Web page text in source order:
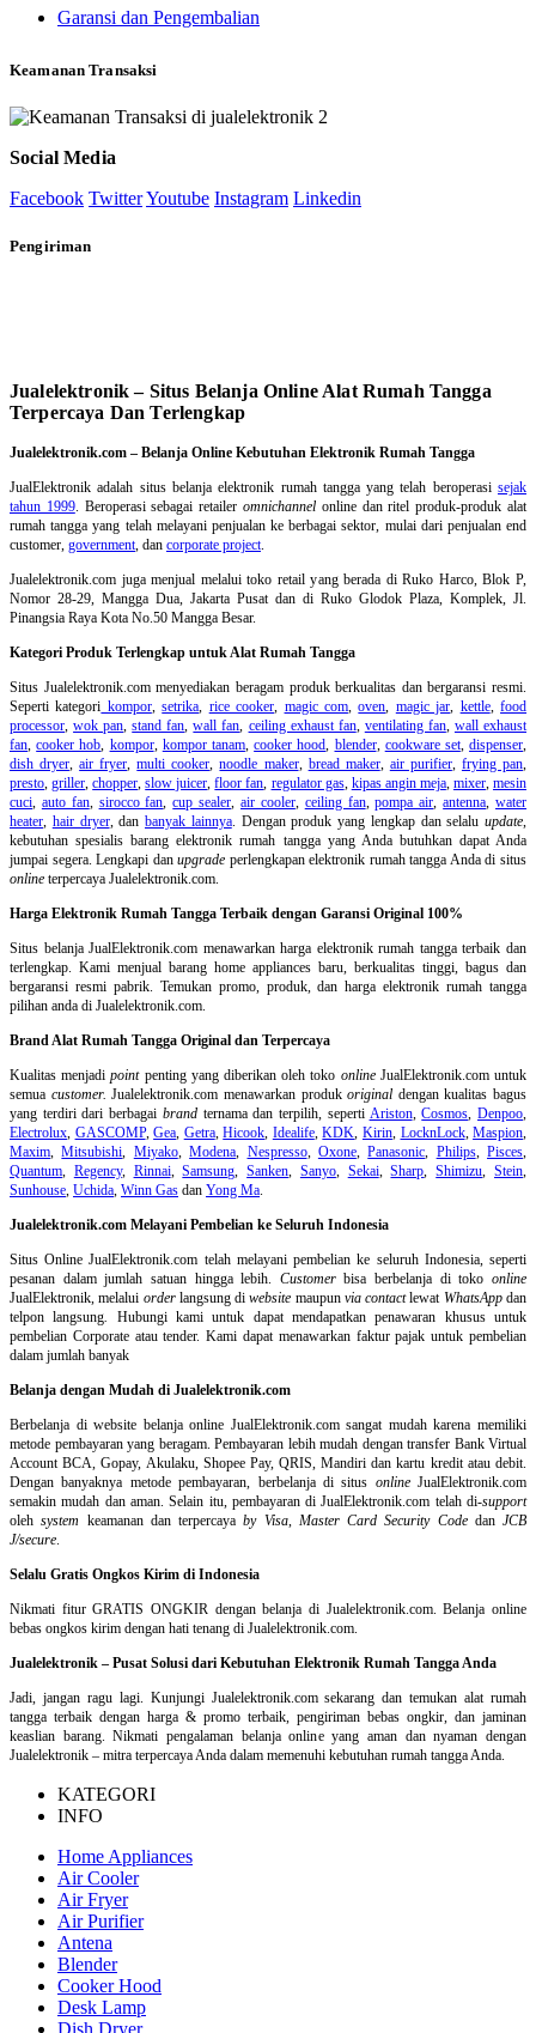
Garansi dan Pengembalian
Keamanan Transaksi
Social Media
Facebook TwitterYoutube Instagram Linkedin
Pengiriman
Jualelektronik – Situs Belanja Online Alat Rumah Tangga
Terpercaya Dan Terlengkap
Jualelektronik.com – Belanja Online Kebutuhan Elektronik Rumah Tangga
JualElektronik adalah situs belanja elektronik rumah tanggayang telah beroperasisejak
tahun 1999. Beroperasi sebagai retaileromnichannel online dan ritel produk-produk alat
rumah tangga yang telah melayani penjualan ke berbagai sektor, mulai dari penjualan end
customer, government , dan corporate project
Jualelektronik.com juga menjual melalui toko retail yang berada di Ruko Harco, Blok P,
Nomor 28-29, Mangga Dua, Jakarta Pusat dan di Ruko Glodok Plaza, Komplek, Jl.
Pinangsia Raya Kota No.50 Mangga Besar.
Kategori Produk Terlengkap untuk Alat Rumah Tangga
Situs Jualelektronik.com menyediakan beragam produk berkualitas dan bergaransi resmi.
Seperti kategori kompor,setrika rice cooker magic com,oven magic jar kettle,food
processor ,wok pan ,stand fan ,wall fan ceiling exhaust fan, ventilating fan, wall exhaust
fan ,cooker hob kompor, kompor tanam,cooker hood blender, cookware set,dispenser
dish dryer ,air fryer ,multi cooker ,noodle maker, bread maker, air purifier, frying pan
presto ,griller ,chopper ,slow juicer ,floor fan regulator gas, kipas angin meja, mixer,mesin
cuci auto fan, sirocco fan ,cup sealer ,air cooler, ceiling fan,pompa air ,antenna ,water
heater hair dryer, dan banyak lainnya. Dengan produk yang lengkap dan selalu update
kebutuhan spesialis barang elektronik rumah tangga yang Anda butuhkan dapat Anda
jumpai segera. Lengkapi danupgrade perlengkapan elektronik rumah tangga Anda di situs
online terpercaya Jualelektronik.com.
Harga Elektronik Rumah Tangga Terbaik dengan Garansi Original 100%
Situs belanjaJualElektronik.com menawarkan harga elektronik rumah tangga terbaik dan
terlengkap. Kami menjual barang home appliances baru, berkualitas tinggi, bagus dan
bergaransi resmi pabrik. Temukan promo, produk, dan harga elektronik rumah tangga
pilihan anda di Jualelektronik.com.
Brand Alat Rumah Tangga Original dan Terpercaya
Kualitas menjadipointpenting yang diberikan oleh toko onlineJualElektronik.com untuk
semua customer. Jualelektronik.com menawarkan produkoriginal dengan kualitas bagus
yang terdiri dari berbagai brandternama dan terpilih, seperti Ariston,Cosmos ,Denpoo
Electrolux GASCOMP,Gea Getra,Hicook Idealife,KDK Kirin, LocknLock,Maspion
Maxim ,Mitsubishi Miyako,Modena Nespresso, Oxone,Panasonic Philips, Pisces
Quantum
Regency, Rinnai,Samsung ,Sanken Sanyo, Sekai,Sharp ,Shimizu ,Stein
Sunhouse Uchida Winn Gas dan Yong Ma
Jualelektronik.com Melayani Pembelian ke Seluruh Indonesia
Situs Online JualElektronik.com telah melayani pembelian ke seluruh Indonesia, seperti
pesanan dalam jumlah satuan hingga lebih. Customerbisa berbelanja di tokoonline
JualElektronik, melalui orderlangsung diwebsite maupun via contactlewat WhatsAppdan
telpon langsung
Hubungi kami untuk dapat mendapatkan penawaran khusus untuk
pembelian Corporate atau tender. Kami dapat menawarkan faktur pajak untuk pembelian
dalam jumlah banyak
Belanja dengan Mudah di Jualelektronik.com
Berbelanja diwebsite belanja online JualElektronik.com sangat mudah karena memiliki
metode pembayaran yang beragam. Pembayaran lebih mudah dengan transfer Bank Virtual
Account BCA, Gopay, Akulaku, Shopee Pay, QRIS, Mandiri dan kartu kredit atau debit.
Dengan banyaknya metode pembayaran, berbelanja di situs onlineJualElektronik.com
semakin mudah dan aman. Selain itu, pembayaran di JualElektronik.com telah di-support
olehsystem keamanan dan terpercayaby Visa, Master Card Security Codedan JCB
J/secure
Selalu Gratis Ongkos Kirim di Indonesia
Nikmati fitur GRATIS ONGKIR dengan belanja di Jualelektronik.com. Belanja online
bebas ongkos kirim dengan hati tenang di Jualelektronik.com.
Jualelektronik – Pusat Solusi dari Kebutuhan Elektronik Rumah Tangga Anda
Jadi, jangan ragu lagi. Kunjungi Jualelektronik.com sekarang dan temukan alat rumah
tangga terbaik dengan harga & promo terbaik, pengiriman bebas ongkir, dan jaminan
keaslian barang. Nikmati pengalaman belanja online yang aman dan nyaman dengan
Jualelektronik – mitra terpercaya Anda dalam memenuhi kebutuhan rumah tangga Anda.
KATEGORI
INFO
Home Appliances
Air Cooler
Air Fryer
Air Purifier
Antena
Blender
Cooker Hood
Desk Lamp
Dish Dryer